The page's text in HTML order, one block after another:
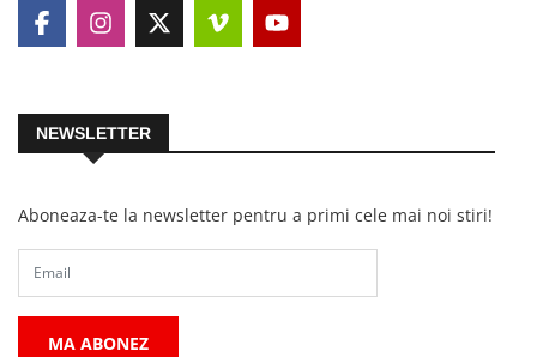
NEWSLETTER
Aboneaza-te la newsletter pentru a primi cele mai noi stiri!
MA ABONEZ